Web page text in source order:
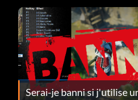
Serai-je banni si j'utilise